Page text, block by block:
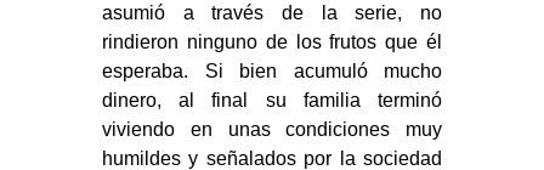
asumió a través de la serie, no
rindieron ninguno de los frutos que él
esperaba. Si bien acumuló mucho
dinero, al final su familia terminó
viviendo en unas condiciones muy
humildes y señalados por la sociedad